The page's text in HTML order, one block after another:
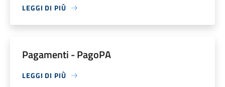
LEGGI DI PIÙ
Pagamenti - PagoPA
LEGGI DI PIÙ